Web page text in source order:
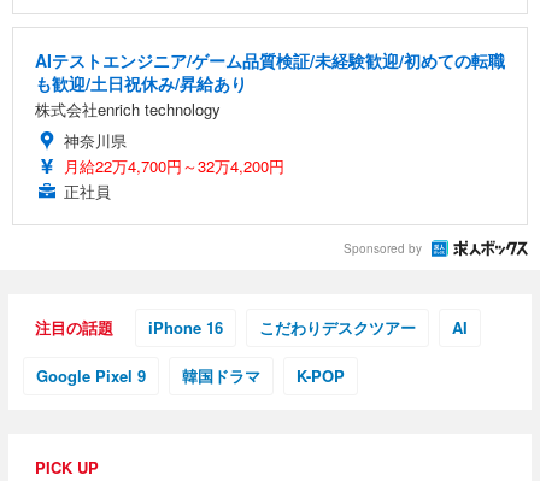
AIテストエンジニア/ゲーム品質検証/未経験歓迎/初めての転職
も歓迎/土日祝休み/昇給あり
株式会社enrich technology
神奈川県
月給22万4,700円～32万4,200円
正社員
Sponsored by
注目の話題 iPhone 16 こだわりデスクツアー AI
Google Pixel 9 韓国ドラマ K-POP
PICK UP